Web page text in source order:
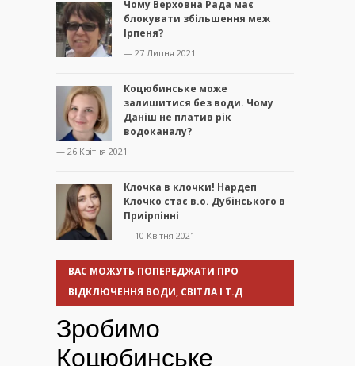
Чому Верховна Рада має
блокувати збільшення меж
Ірпеня?
— 27 Липня 2021
Коцюбинське може
залишитися без води. Чому
Даніш не платив рік
водоканалу?
— 26 Квітня 2021
Клочка в клочки! Нардеп
Клочко стає в.о. Дубінського в
Приірпінні
— 10 Квітня 2021
ВАС МОЖУТЬ ПОПЕРЕДЖАТИ ПРО
ВІДКЛЮЧЕННЯ ВОДИ, СВІТЛА І Т.Д